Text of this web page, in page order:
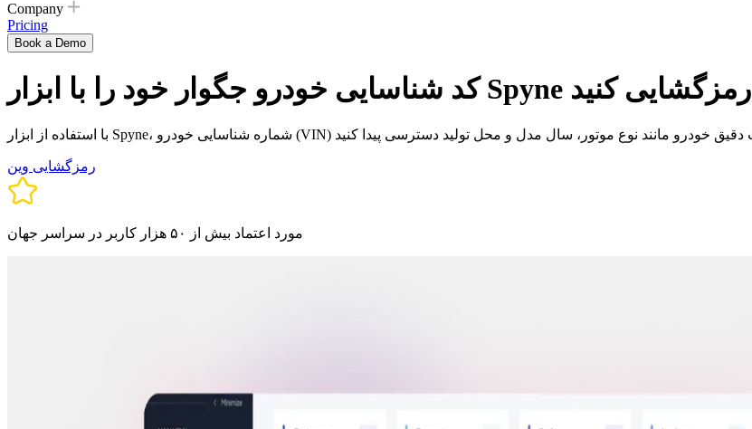
Company
Pricing
Book a Demo
کد شناسایی خودرو جگوار خود را با ابزار Spyne رمزگشایی کنید
رمزگشایی وین
مورد اعتماد بیش از ۵۰ هزار کاربر در سراسر جهان